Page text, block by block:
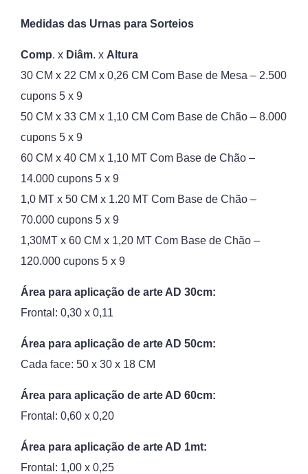
Medidas das Urnas para Sorteios
Comp. x Diâm. x Altura
30 CM x 22 CM x 0,26 CM Com Base de Mesa – 2.500
cupons 5 x 9
50 CM x 33 CM x 1,10 CM Com Base de Chão – 8.000
cupons 5 x 9
60 CM x 40 CM x 1,10 MT Com Base de Chão –
14.000 cupons 5 x 9
1,0 MT x 50 CM x 1.20 MT Com Base de Chão –
70.000 cupons 5 x 9
1,30MT x 60 CM x 1,20 MT Com Base de Chão –
120.000 cupons 5 x 9
Área para aplicação de arte AD 30cm:
Frontal: 0,30 x 0,11
Área para aplicação de arte AD 50cm:
Cada face: 50 x 30 x 18 CM
Área para aplicação de arte AD 60cm:
Frontal: 0,60 x 0,20
Área para aplicação de arte AD 1mt:
Frontal: 1,00 x 0,25